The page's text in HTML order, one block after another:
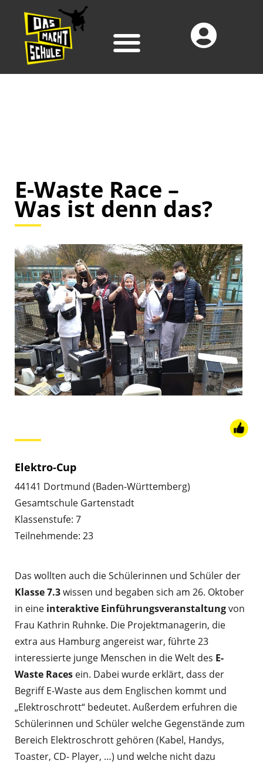
E-Waste Race –
Was ist denn das?
Elektro-Cup
44141 Dortmund (Baden-Württemberg)
Gesamtschule Gartenstadt
Klassenstufe: 7
Teilnehmende: 23
Das wollten auch die Schülerinnen und Schüler der
Klasse 7.3wissen und begaben sich am 26. Oktober
in eine interaktive Einführungsveranstaltungvon
Frau Kathrin Ruhnke. Die Projektmanagerin, die
extra aus Hamburg angereist war, führte 23
interessierte junge Menschen in die Welt des E-
Waste Races ein. Dabei wurde erklärt, dass der
Begriff E-Waste aus dem Englischen kommt und
„Elektroschrott“ bedeutet. Außerdem erfuhren die
Schülerinnen und Schüler welche Gegenstände zum
Bereich Elektroschrott gehören (Kabel, Handys,
Toaster, CD- Player, …) und welche nicht dazu